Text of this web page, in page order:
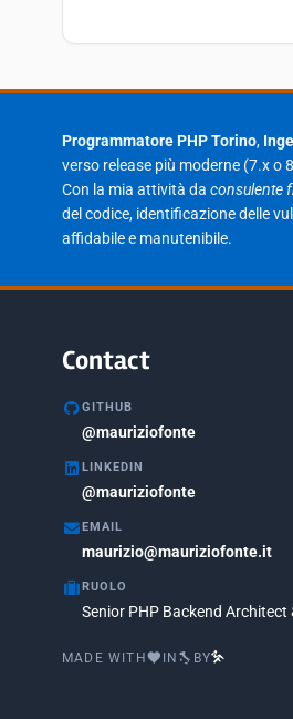
Programmatore PHP Torino,
verso release più moderne (7.x o
Con la mia attività da consulente
del codice, identificazione delle
affidabile e manutenibile.
Contact
GITHUB
@mauriziofonte
LINKEDIN
@mauriziofonte
EMAIL
maurizio@mauriziofonte.it
RUOLO
Senior PHP Backend
MADE WITH IN BY